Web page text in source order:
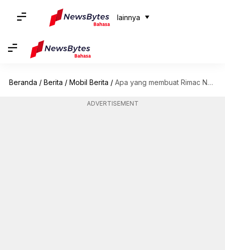
lainnya
Beranda / Berita / Mobil Berita / Apa yang membuat Rimac Nevera, hypercar pemecah rekor, begitu istimewa?
ADVERTISEMENT